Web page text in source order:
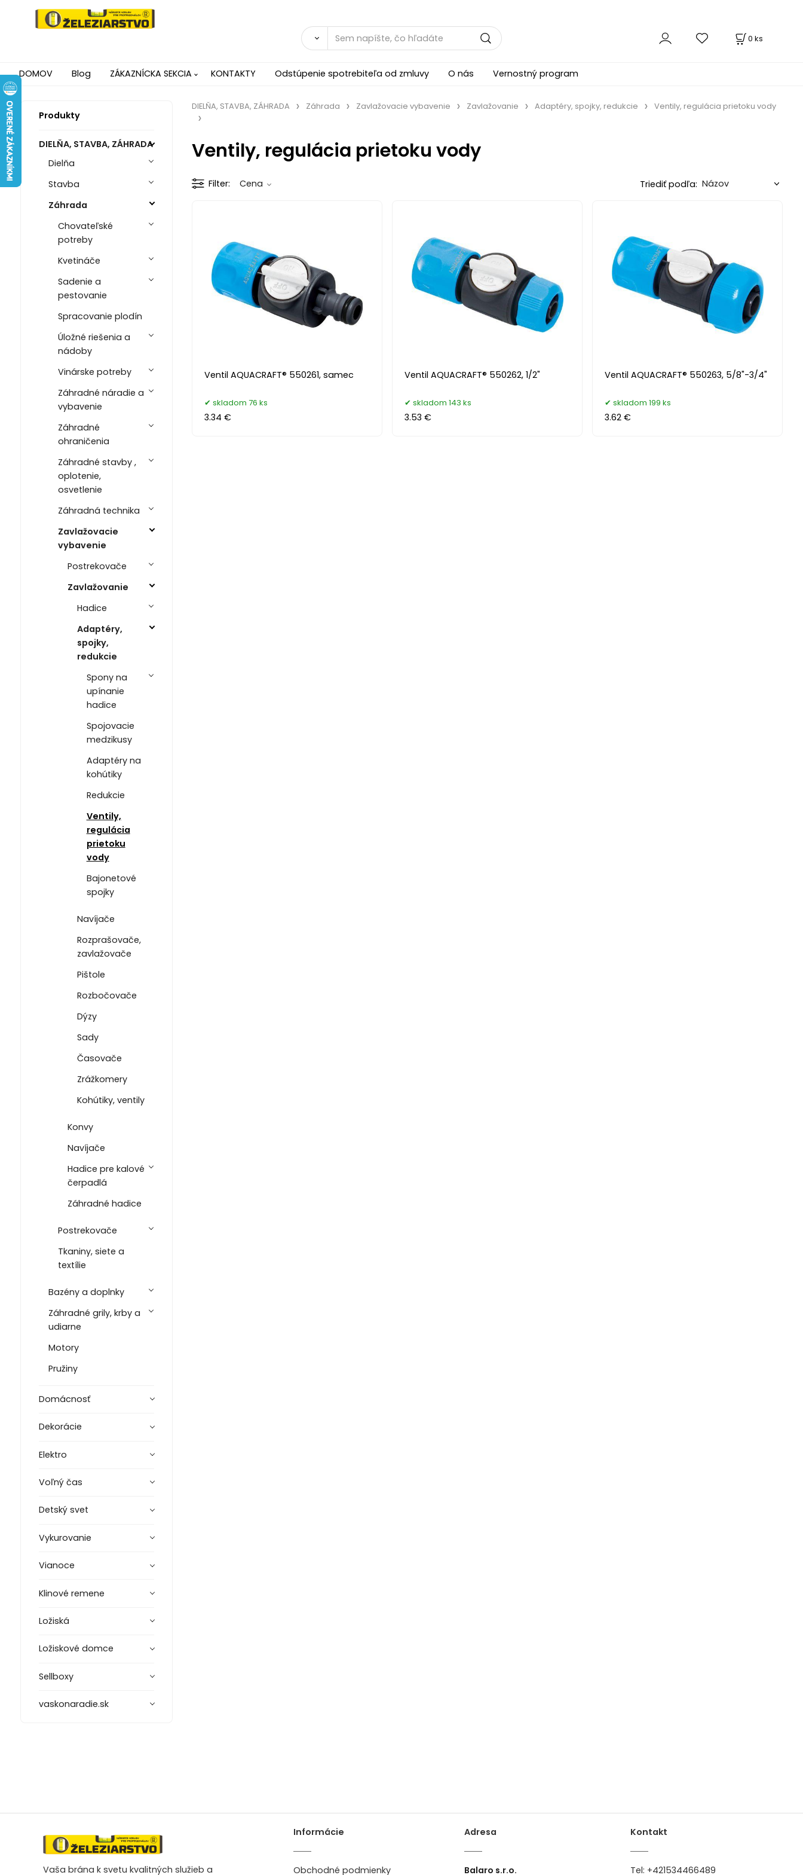
0 ks
DOMOV Blog ZÁKAZNÍCKA SEKCIA KONTAKTY Odstúpenie spotrebiteľa od zmluvy O nás Vernostný program
Produkty
DIELŇA, STAVBA, ZÁHRADA
Dielňa
Stavba
Záhrada
Chovateľské
potreby
Kvetináče
Sadenie a
pestovanie
Spracovanie plodín
Úložné riešenia a
nádoby
Vinárske potreby
Záhradné náradie a
vybavenie
Záhradné
ohraničenia
Záhradné stavby ,
oplotenie,
osvetlenie
Záhradná technika
Zavlažovacie
vybavenie
Postrekovače
Zavlažovanie
Hadice
Adaptéry,
spojky,
redukcie
Spony na
upínanie
hadice
Spojovacie
medzikusy
Adaptéry na
kohútiky
Redukcie
Ventily,
regulácia
prietoku
vody
Bajonetové
spojky
Navíjače
Rozprašovače,
zavlažovače
Pištole
Rozbočovače
Dýzy
Sady
Časovače
Zrážkomery
Kohútiky, ventily
Konvy
Navíjače
Hadice pre kalové
čerpadlá
Záhradné hadice
Postrekovače
Tkaniny, siete a
textílie
Bazény a doplnky
Záhradné grily, krby a
udiarne
Motory
Pružiny
Domácnosť
Dekorácie
Elektro
Voľný čas
Detský svet
Vykurovanie
Vianoce
Klinové remene
Ložiská
Ložiskové domce
Sellboxy
vaskonaradie.sk
DIELŇA, STAVBA, ZÁHRADA Záhrada Zavlažovacie vybavenie Zavlažovanie Adaptéry, spojky, redukcie Ventily, regulácia prietoku vody
Ventily, regulácia prietoku vody
Filter Cena Triediť podľa:
Ventil AQUACRAFT® 550261, samec
skladom 76 ks
3.34 €
Ventil AQUACRAFT® 550262, 1/2"
skladom 143 ks
3.53 €
Ventil AQUACRAFT® 550263, 5/8"-3/4"
skladom 199 ks
3.62 €
Vaša brána k svetu kvalitných služieb a
Informácie
Obchodné podmienky
Adresa
Balaro s.r.o.
Kontakt
Tel: +421534466489